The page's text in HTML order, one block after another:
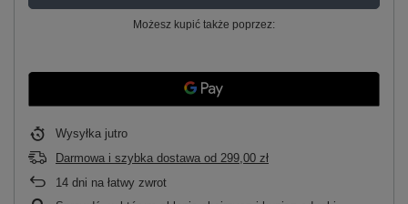
Możesz kupić także poprzez:
Wysyłka jutro
Darmowa i szybka dostawa od 299,00 zł
14 dni na łatwy zwrot